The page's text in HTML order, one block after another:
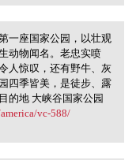
界上第一座国
一座国家公园，以壮观
动物闻名。老忠实喷
人惊叹，还有野牛、灰
四季皆美，是徒步、露
的地 大峡谷国家公园
vc-588/